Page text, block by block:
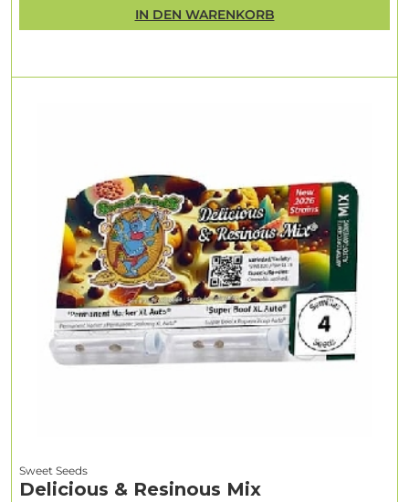
Sweet Seeds
Delicious & Resinous Mix
IN DEN WARENKORB